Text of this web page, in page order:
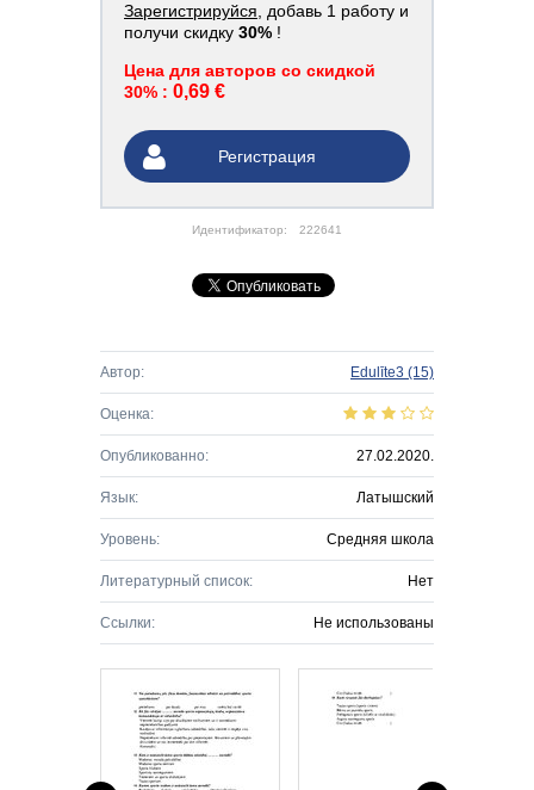
Зарегистрируйся , добавь 1 работу и
получи скидку 30% !
Цена для авторов со скидкой
30% : 0,69 €
Регистрация
Идентификатор: 222641
Автор: Edulīte3 (15)
Оценка:
Опубликованно: 27.02.2020.
Язык: Латышский
Уровень: Средняя школа
Литературный список: Нет
Ссылки: Не использованы